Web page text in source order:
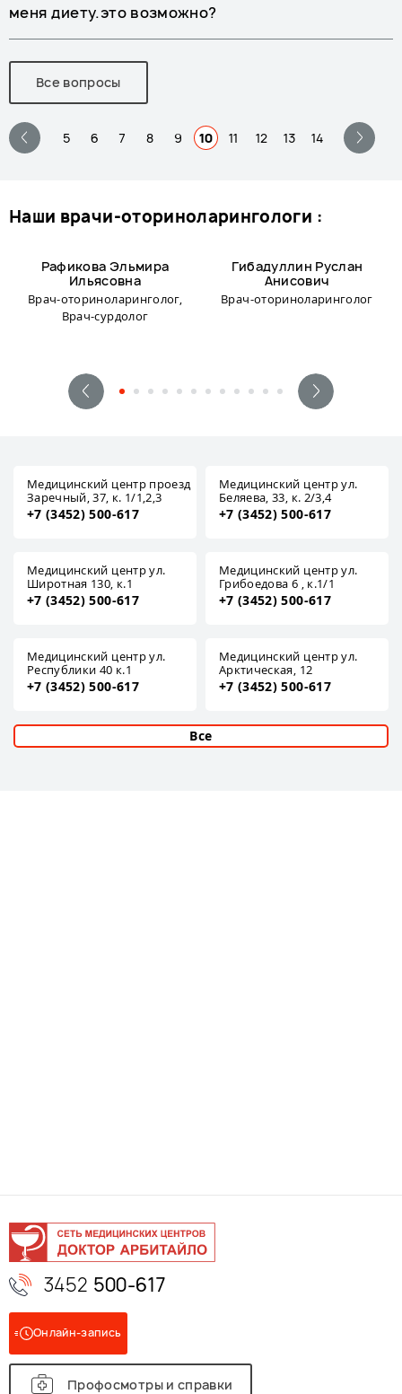
меня диету.это возможно?
Все вопросы
5 6 7 8 9 10 11 12 13 14
наши врачи-оториноларингологи :
Рафикова Эльмира
Ильясовна
Врач-оториноларинголог,
Врач-сурдолог
Гибадуллин Руслан
Анисович
Врач-оториноларинголог
Медицинский центр проезд
Заречный, 37, к. 1/1,2,3
+7 (3452) 500-617
Медицинский центр ул.
Беляева, 33, к. 2/3,4
+7 (3452) 500-617
Медицинский центр ул.
Широтная 130, к.1
+7 (3452) 500-617
Медицинский центр ул.
Грибоедова 6 , к.1/1
+7 (3452) 500-617
Медицинский центр ул.
Республики 40 к.1
+7 (3452) 500-617
Медицинский центр ул.
Арктическая, 12
+7 (3452) 500-617
Все
3452 500-617
Онлайн-запись
Профосмотры и справки